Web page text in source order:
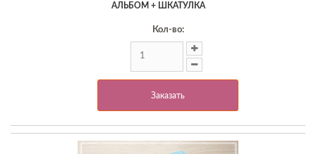
АЛЬБОМ + ШКАТУЛКА
Кол-во:
Заказать